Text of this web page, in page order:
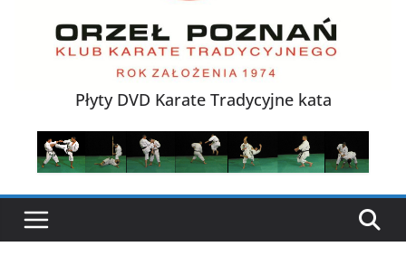
Płyty DVD Karate Tradycyjne kata